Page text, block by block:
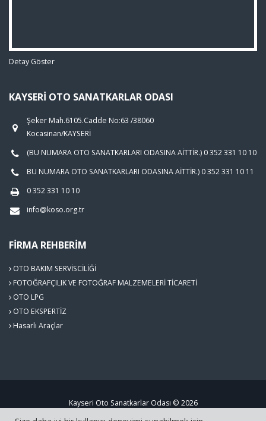
Detay Göster
KAYSERI OTO SANATKARLAR ODASI
Şeker Mah.6105.Cadde No:63 /38060
Kocasinan/KAYSERİ
(BU NUMARA OTO SANATKARLARI ODASINA AİTTİR.) 0 352 331 10 10
BU NUMARA OTO SANATKARLARI ODASINA AİTTİR.) 0 352 331 10 11
0 352 331 10 10
info@koso.org.tr
FIRMA REHBERIM
OTO BAKIM SERVİSCİLİĞİ
FOTOĞRAFÇILIK VE FOTOĞRAF MALZEMELERİ TİCARETİ
OTO LPG
OTO EKSPERTİZ
Hasarlı Araçlar
Kayseri Oto Sanatkarlar Odası © 2026